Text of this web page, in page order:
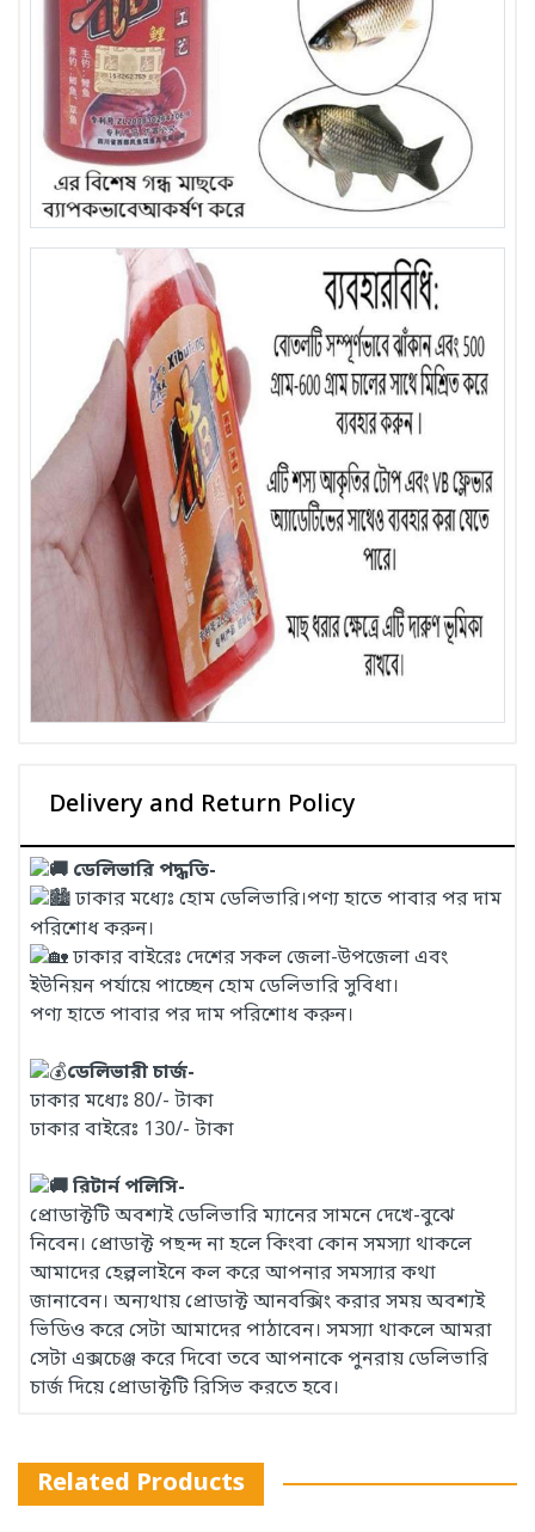
Delivery and Return Policy
ডেলিভারি পদ্ধতি-
ঢাকার মধ্যেঃ হোম ডেলিভারি।পণ্য হাতে পাবার পর দাম
পরিশোধ করুন।
ঢাকার বাইরেঃ দেশের সকল জেলা-উপজেলা এবং
ইউনিয়ন পর্যায়ে পাচ্ছেন হোম ডেলিভারি সুবিধা।
পণ্য হাতে পাবার পর দাম পরিশোধ করুন।
ডেলিভারী চার্জ-
ঢাকার মধ্যেঃ 80/- টাকা
ঢাকার বাইরেঃ 130/- টাকা
রিটার্ন পলিসি-
প্রোডাক্টটি অবশ্যই ডেলিভারি ম্যানের সামনে দেখে-বুঝে
নিবেন। প্রোডাক্ট পছন্দ না হলে কিংবা কোন সমস্যা থাকলে
আমাদের হেল্পলাইনে কল করে আপনার সমস্যার কথা
জানাবেন। অন্যথায় প্রোডাক্ট আনবক্সিং করার সময় অবশ্যই
ভিডিও করে সেটা আমাদের পাঠাবেন। সমস্যা থাকলে আমরা
সেটা এক্সচেঞ্জ করে দিবো তবে আপনাকে পুনরায় ডেলিভারি
চার্জ দিয়ে প্রোডাক্টটি রিসিভ করতে হবে।
Related Products